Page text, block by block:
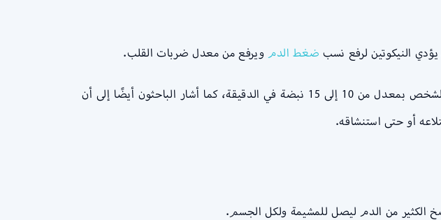
النيكوتين لرفع نسب ضغط الدم ويرفع من معدل ضربات القلب.
الشخص بمعدل من 10 إلى 15 نبضة في الدقيقة، كما أشار الباحثون أيضًا إلى أن
أو حتى استنشاقه.
الكثير من الدم ليصل للمشيمة ولكل الجسم.